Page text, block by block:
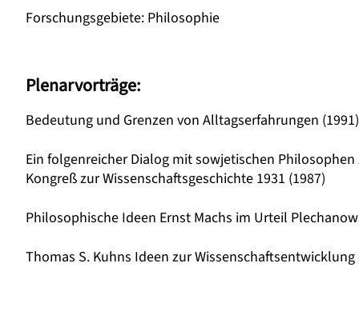
Forschungsgebiete: Philosophie
Plenarvorträge:
Bedeutung und Grenzen von Alltagserfahrungen (1991)
Ein folgenreicher Dialog mit sowjetischen
Kongreß zur Wissenschaftsgeschichte 1931 (1987)
Philosophische Ideen Ernst Machs im Urteil
Thomas S. Kuhns Ideen zur